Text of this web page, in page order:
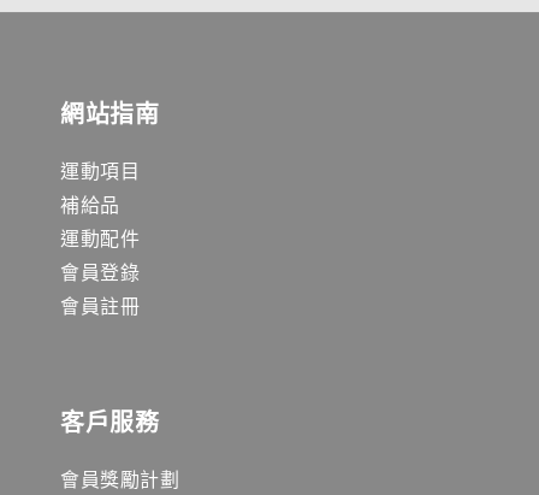
網站指南
運動項目
補給品
運動配件
會員登錄
會員註冊
客戶服務
會員獎勵計劃